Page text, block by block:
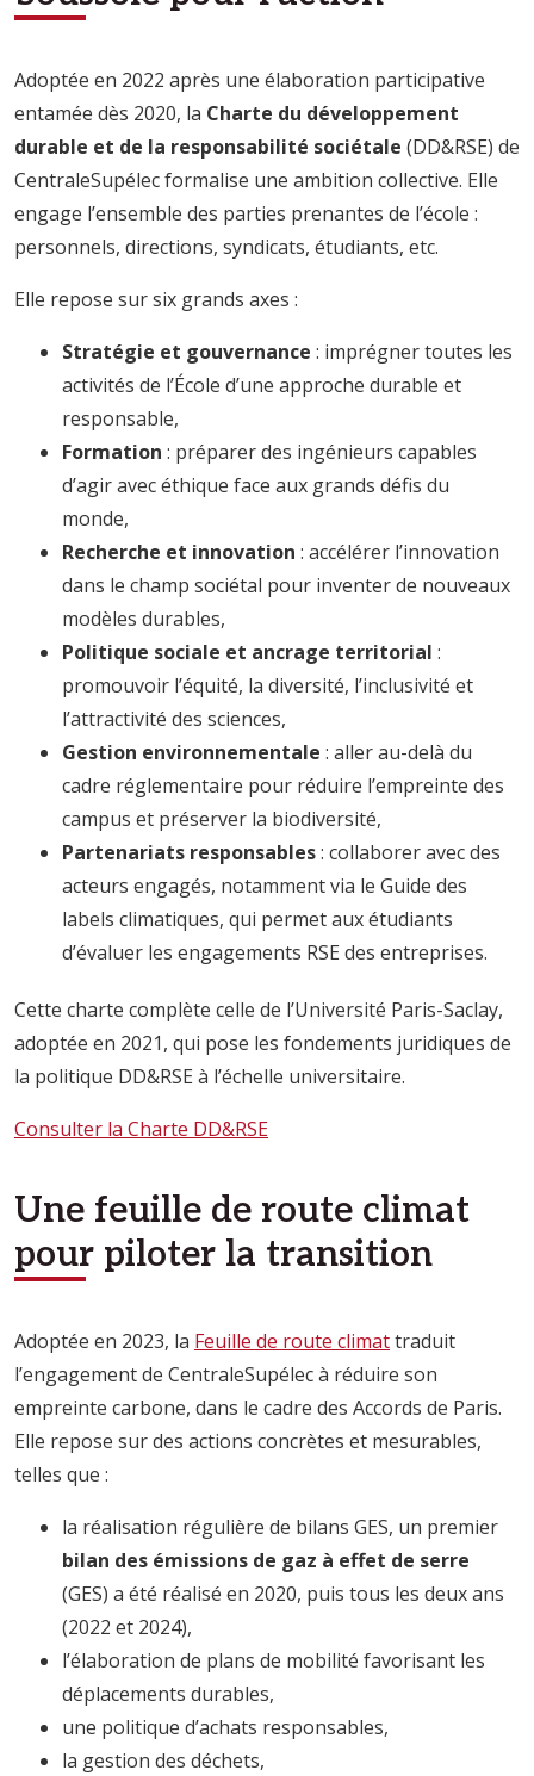
Adoptée en 2022 après une élaboration participative
entamée dès 2020, la Charte du développement
durable et de la responsabilité sociétale (DD&RSE) de
CentraleSupélec formalise une ambition collective. Elle
engage l’ensemble des parties prenantes de l’école :
personnels, directions, syndicats, étudiants, etc.
Elle repose sur six grands axes :
Stratégie et gouvernance : imprégner toutes les
activités de l’École d’une approche durable et
responsable,
Formation : préparer des ingénieurs capables
d’agir avec éthique face aux grands défis du
monde,
Recherche et innovation : accélérer l’innovation
dans le champ sociétal pour inventer de nouveaux
modèles durables,
Politique sociale et ancrage territorial :
promouvoir l’équité, la diversité, l’inclusivité et
l’attractivité des sciences,
Gestion environnementale : aller au-delà du
cadre réglementaire pour réduire l’empreinte des
campus et préserver la biodiversité,
Partenariats responsables: collaborer avec des
acteurs engagés, notamment via le Guide des
labels climatiques, qui permet aux étudiants
d’évaluer les engagements RSE des entreprises.
Cette charte complète celle de l’Université Paris-Saclay,
adoptée en 2021, qui pose les fondements juridiques de
la politique DD&RSE à l’échelle universitaire.
Consulter la Charte DD&RSE
Une feuille de route climat
pour piloter la transition
Adoptée en 2023, la Feuille de route climattraduit
l’engagement de CentraleSupélec à réduire son
empreinte carbone, dans le cadre des Accords de Paris.
Elle repose sur des actions concrètes et mesurables,
telles que :
la réalisation régulière de bilans GES, un premier
bilan des émissions de gaz à effet de serre
(GES) a été réalisé en 2020, puis tous les deux ans
(2022 et 2024),
l’élaboration de plans de mobilité favorisant les
déplacements durables,
une politique d’achats responsables,
la gestion des déchets,